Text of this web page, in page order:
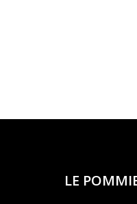
LE